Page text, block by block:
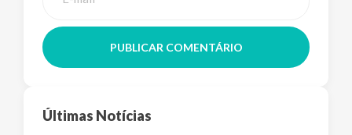
PUBLICAR COMENTÁRIO
Últimas Notícias